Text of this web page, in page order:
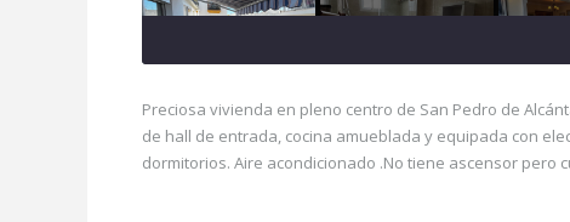
Preciosa vivienda en pleno centro de San Pedro de
de hall de entrada, cocina amueblada y equipada con
dormitorios. Aire acondicionado .No tiene ascensor pero